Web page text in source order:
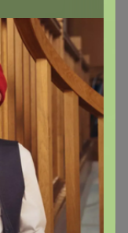
видно,
логином и